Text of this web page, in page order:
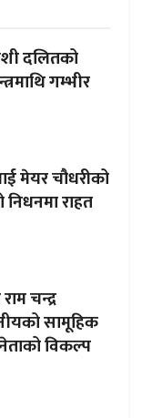
दलितको
गम्भीर
मेयर चौधरीको
राहत
चन्द्र
सामूहिक
नेताको विकल्प